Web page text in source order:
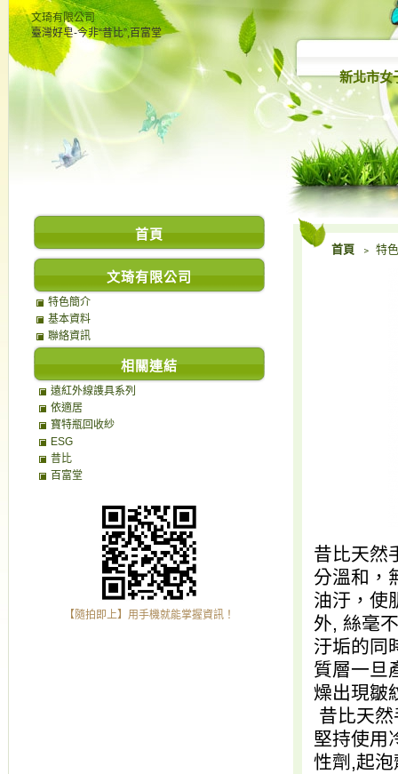
文琦有限公司
臺灣好皂-今非“昔比”,百富堂
新北市女
首頁 ﹥ 特
昔比天然
分溫和，
油汙，使
外, 絲毫
汙垢的同
質層一旦
燥出現皺
昔比天
堅持使用
性劑,起
首頁
文琦有限公司
特色簡介
基本資料
聯絡資訊
相關連結
遠紅外線謢具系列
依適居
寶特瓶回收紗
ESG
昔比
百富堂
【隨拍即上】用手機就能掌握資訊！